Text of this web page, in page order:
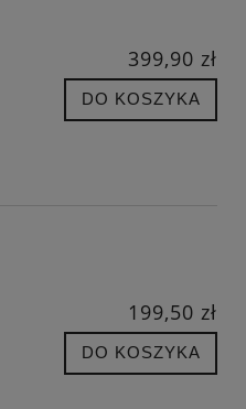
399,90 zł
DO KOSZYKA
199,50 zł
DO KOSZYKA